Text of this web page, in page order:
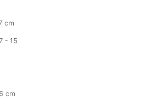
cm
- 15
cm